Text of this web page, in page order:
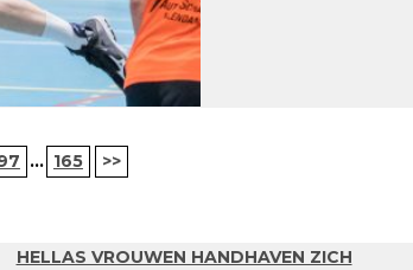
... 165 >>
HELLAS VROUWEN HANDHAVEN ZICH